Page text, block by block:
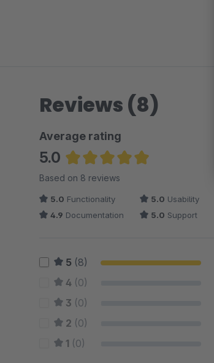
Reviews (8)
Average rating
5.0
Average rating of 5 out of 5 stars
Based on 8 reviews
5.0 Functionality 5.0 Usability
4.9 Documentation 5.0 Support
5 (8)
4 (0)
3 (0)
2 (0)
1 (0)